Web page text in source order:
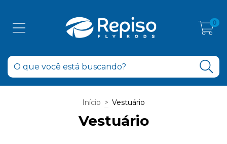
0
Início > Vestuário
Vestuário